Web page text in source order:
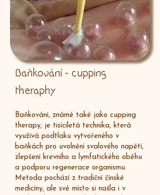
Baňkování - cupping
theraphy
Baňkování, známé také jako cupping
therapy, je tisíciletá technika, která
využívá podtlaku vytvořeného v
baňkách pro uvolnění svalového napětí,
zlepšení krevního a lymfatického oběhu
a podporu regenerace organismu.
Metoda pochází z tradiční čínské
medicíny, ale své místo si našla i v